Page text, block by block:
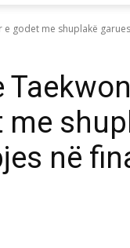
godet me shuplakë
me
në